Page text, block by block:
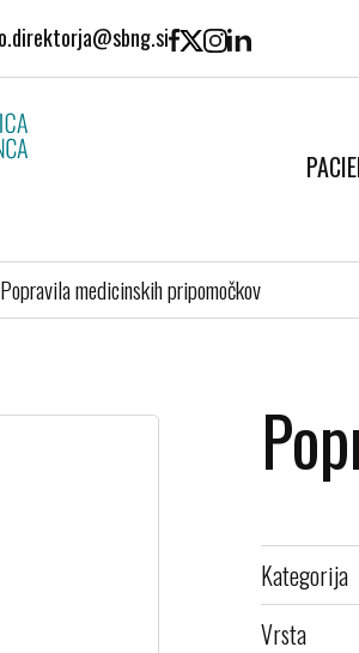
Popravila medicinskih pripomočkov
Kategorija
Vrsta